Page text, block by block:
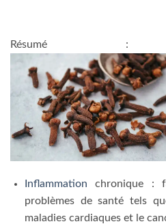
Résumé : anti-
Inflammation chronique :
problèmes de santé tels
maladies cardiaques et le